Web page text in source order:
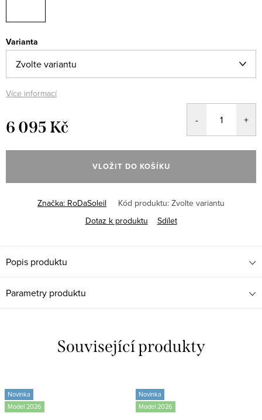
Varianta
Více informací
6 095 Kč
cena:
VLOŽIT DO KOŠÍKU
Značka: RoDaSoleil Kód produktu: Zvolte variantu
Dotaz k produktu
Sdílet
Popis produktu
Parametry produktu
Související produkty
Novinka
Model 2026
Novinka
Model 2026